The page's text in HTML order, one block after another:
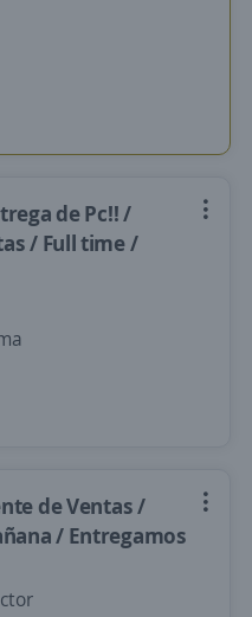
de Pc!! /
/ Full time /
de Ventas /
/ Entregamos